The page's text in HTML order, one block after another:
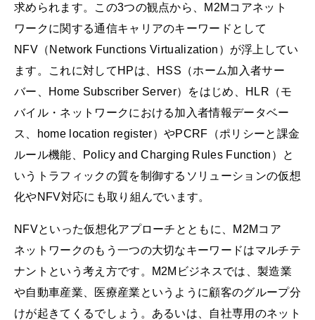
求められます。この3つの観点から、M2Mコアネット
ワークに関する通信キャリアのキーワードとして
NFV（Network Functions Virtualization）が浮上してい
ます。これに対してHPは、HSS（ホーム加入者サー
バー、Home Subscriber Server）をはじめ、HLR（モ
バイル・ネットワークにおける加入者情報データベー
ス、home location register）やPCRF（ポリシーと課金
ルール機能、Policy and Charging Rules Function）と
いうトラフィックの質を制御するソリューションの仮想
化やNFV対応にも取り組んでいます。
NFVといった仮想化アプローチとともに、M2Mコア
ネットワークのもう一つの大切なキーワードはマルチテ
ナントという考え方です。M2Mビジネスでは、製造業
や自動車産業、医療産業というように顧客のグループ分
けが起きてくるでしょう。あるいは、自社専用のネット